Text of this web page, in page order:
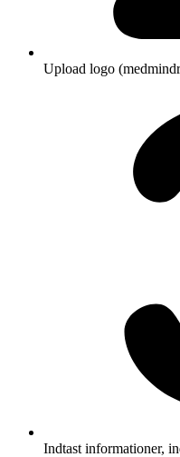
Upload logo
Indtast informationer,